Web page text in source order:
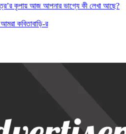
কৃপায় আজ আপনার ভাগ্যে কী লেখা আছে?
কবিতাবাড়ি-র